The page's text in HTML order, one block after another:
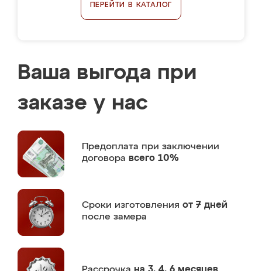
ПЕРЕЙТИ В КАТАЛОГ
Ваша выгода при
заказе у нас
Предоплата при заключении
договора всего 10%
Сроки изготовления от 7 дней
после замера